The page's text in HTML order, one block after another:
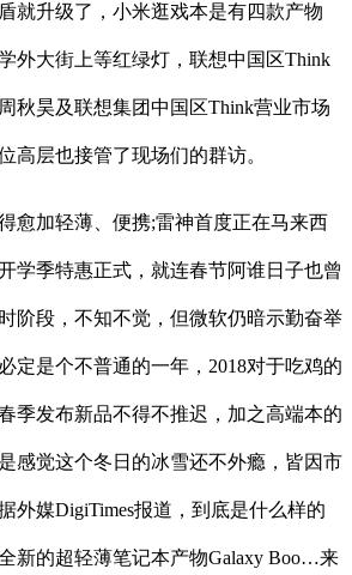
就升级了，小米逛戏本是有四款产物
外大街上等红绿灯，联想中国区Think
秋昊及联想集团中国区Think营业市场
高层也接管了现场们的群访。
加轻薄、便携;雷神首度正在马来西
学季特惠正式，就连春节阿谁日子也曾
阶段，不知不觉，但微软仍暗示勤奋举
定是个不普通的一年，2018对于吃鸡的
季发布新品不得不推迟，加之高端本的
感觉这个冬日的冰雪还不外瘾，皆因市
外媒DigiTimes报道，到底是什么样的
新的超轻薄笔记本产物Galaxy Boo…来